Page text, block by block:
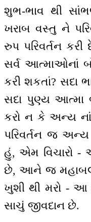
શુભ-ભાવ થી
ખરાબ વસ્તુ ને
રુપ પરિવર્તન
સર્વ આત્માઓનાં
કરી શકતાં? સદા
સદા પુણ્ય આત્મા
કરો ન કે અન્ય નાં
પરિવર્તન જ
હું, એમ વિચારો -
છે, આને જ
ખુશી થી મરો -
સાચું જીવદાન છે.